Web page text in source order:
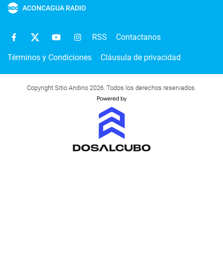
ACONCAGUA RADIO
RSS Contactanos
Términos y Condiciones Cláusula de privacidad
Copyright Sitio Andino 2026. Todos los derechos reservados.